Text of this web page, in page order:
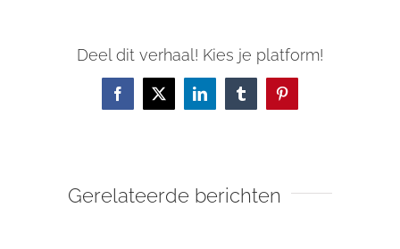
Deel dit verhaal! Kies je platform!
Facebook
X LinkedInTumblrPinterest
Gerelateerde berichten